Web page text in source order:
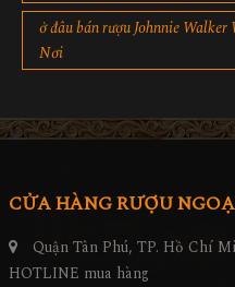
ở đâu bán rượu Johnnie
Nơi
CỬA HÀNG RƯỢU
Quận Tân Phú, TP. Hồ Chí
HOTLINE mua hàng